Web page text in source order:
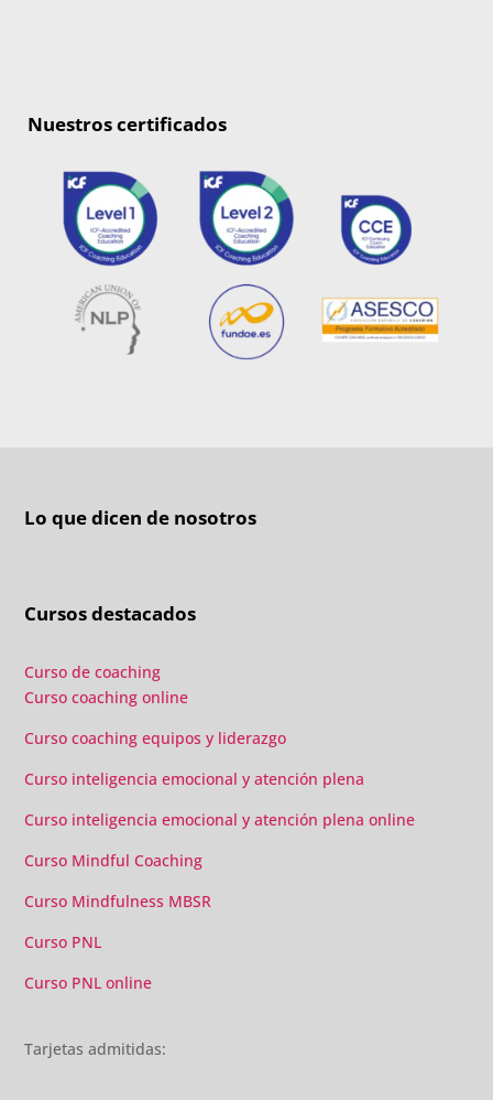
Nuestros certificados
Lo que dicen de nosotros
Cursos destacados
Curso de coaching
Curso coaching online
Curso coaching equipos y liderazgo
Curso inteligencia emocional y atención plena
Curso inteligencia emocional y atención plena online
Curso Mindful Coaching
Curso Mindfulness MBSR
Curso PNL
Curso PNL online
Tarjetas admitidas: